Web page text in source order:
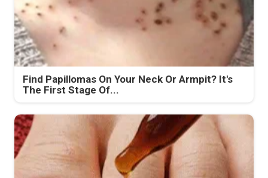
Find Papillomas On Your Neck Or Armpit? It's
The First Stage Of...